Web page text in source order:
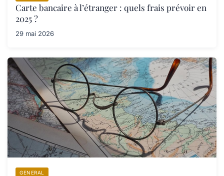
Carte bancaire à l’étranger : quels frais prévoir en
2025 ?
29 mai 2026
GENERAL